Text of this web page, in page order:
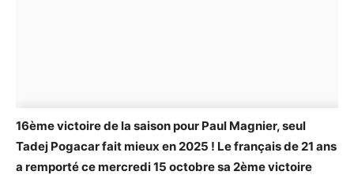
16ème victoire de la saison pour Paul Magnier, seul
Tadej Pogacar fait mieux en 2025 ! Le français de 21 ans
a remporté ce mercredi 15 octobre sa 2ème victoire